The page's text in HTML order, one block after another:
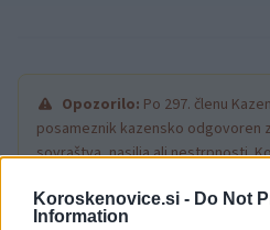
Koroskenovice.si - Do Not
Information
Opozorilo: Po 297. členu
posameznik kazensko odgovoren
sovraštva, nasilja ali nestrpnosti.
rasističnimi, diskriminatornimi ali
odstranjeni. Pravila komentiranja